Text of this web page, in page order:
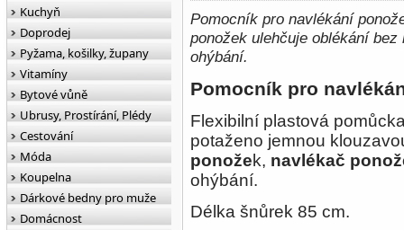
Pomocník pro navlékání
ponožek ulehčuje oblékání bez
ohýbání.
Pomocník pro
Flexibilní plastová
potaženo jemnou
ponožek, navlékač
ohýbání.
Délka šnůrek 85 cm.
Kuchyň
Doprodej
Pyžama, košilky, župany
Vitamíny
Bytové vůně
Ubrusy, Prostírání, Plédy
Cestování
Móda
Koupelna
Dárkové bedny pro muže
Domácnost